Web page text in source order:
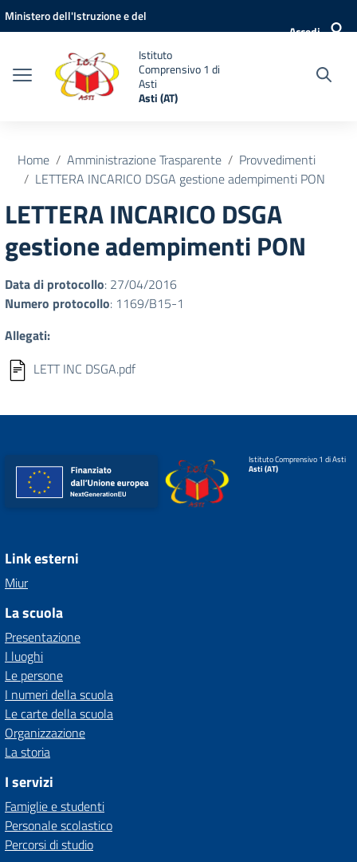
Vai ai contenuti
Vai al menu di navigazione
Vai al footer
Ministero dell'Istruzione e del
Accedi
Istituto
Comprensivo 1 di
Asti
Asti (AT)
Home Amministrazione Trasparente
Provvedimenti
LETTERA INCARICO DSGA gestione adempimenti PON
LETTERA INCARICO DSGA
gestione adempimenti PON
Data di protocollo: 27/04/2016
Numero protocollo: 1169/B15-1
Allegati:
LETT INC DSGA.pdf
Istituto Comprensivo 1 di Asti
Asti (AT)
Link esterni
Miur
La scuola
Presentazione
I luoghi
Le persone
I numeri della scuola
Le carte della scuola
Organizzazione
La storia
I servizi
Famiglie e studenti
Personale scolastico
Percorsi di studio